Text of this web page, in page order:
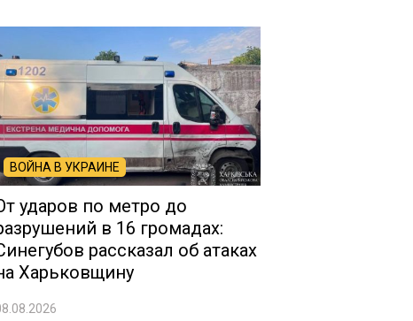
ВОЙНА В УКРАИНЕ
ударов по метро до
в 16 громадах:
рассказал об атаках
Харьковщину